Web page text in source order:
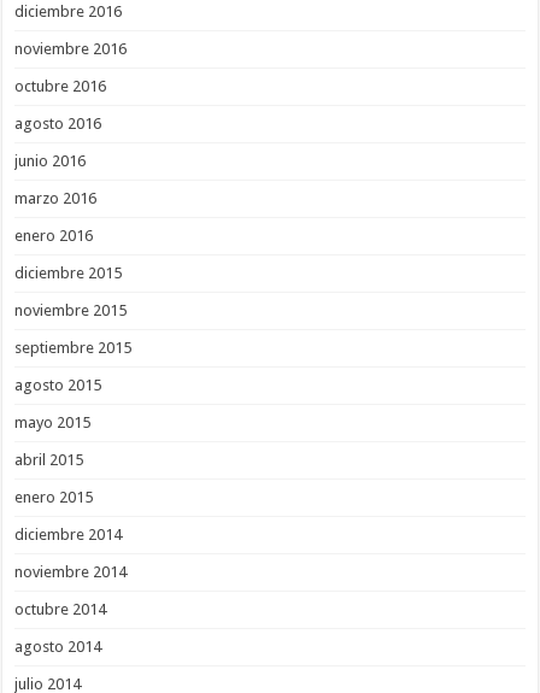
diciembre 2016
noviembre 2016
octubre 2016
agosto 2016
junio 2016
marzo 2016
enero 2016
diciembre 2015
noviembre 2015
septiembre 2015
agosto 2015
mayo 2015
abril 2015
enero 2015
diciembre 2014
noviembre 2014
octubre 2014
agosto 2014
julio 2014